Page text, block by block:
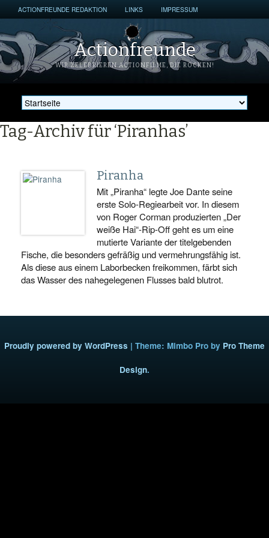
ACTIONFREUNDE REDAKTION LINKS IMPRESSUM
Actionfreunde
WIR ZELEBRIEREN ACTIONFILME, DIE ROCKEN!
Tag-Archiv für ‘Piranhas’
Piranha
Mit „Piranha“ legte Joe Dante seine
erste Solo-Regiearbeit vor. In diesem
von Roger Corman produzierten „Der
weiße Hai“-Rip-Off geht es um eine
mutierte Variante der titelgebenden
Fische, die besonders gefräßig und vermehrungsfähig ist.
Als diese aus einem Laborbecken freikommen, färbt sich
das Wasser des nahegelegenen Flusses bald blutrot.
Proudly powered by WordPress | Theme: Mimbo Pro by Pro Theme
Design.